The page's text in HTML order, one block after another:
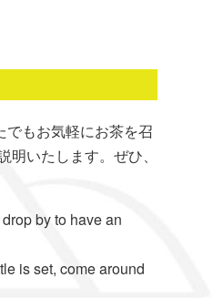
もお気軽にお茶を召
いたします。ぜひ、
by to have an
is set, come around